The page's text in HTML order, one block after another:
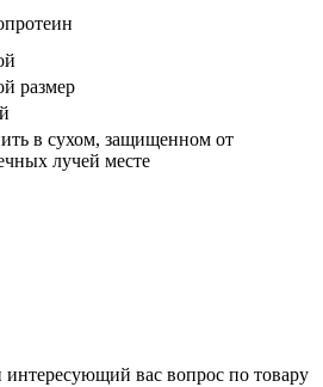
размер
в сухом, защищенном от
лучей месте
вас вопрос по товару